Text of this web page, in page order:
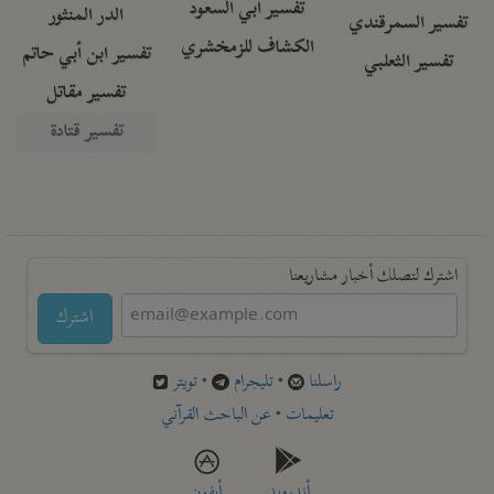
تفسير السمرقندي
تفسير الثعلبي
تفسير أبي السعود
الكشاف للزمخشري
الدر المنثور
تفسير ابن أبي حاتم
تفسير مقاتل
تفسير قتادة
اشترك لتصلك أخبار مشاريعنا
اشترك
راسلنا •تليجرام •تويتر
تعليمات •عن الباحث القرآني